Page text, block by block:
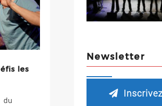
les
du
Newsletter